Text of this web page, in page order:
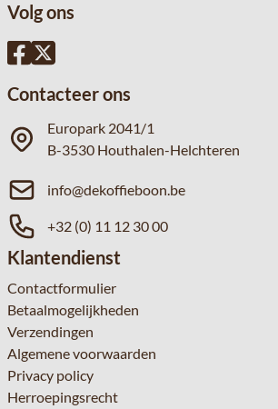
Volg ons
Contacteer ons
Europark 2041/1
B-3530 Houthalen-Helchteren
info@dekoffieboon.be
+32 (0) 11 12 30 00
Klantendienst
Contactformulier
Betaalmogelijkheden
Verzendingen
Algemene voorwaarden
Privacy policy
Herroepingsrecht